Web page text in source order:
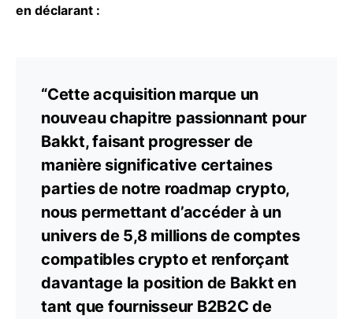
en déclarant :
“Cette acquisition marque un
nouveau chapitre passionnant pour
Bakkt, faisant progresser de
manière significative certaines
parties de notre roadmap crypto,
nous permettant d’accéder à un
univers de 5,8 millions de comptes
compatibles crypto et renforçant
davantage la position de Bakkt en
tant que fournisseur B2B2C de